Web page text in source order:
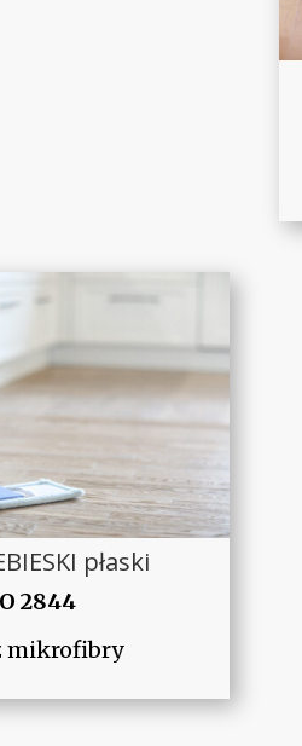
płaski
2844
mikrofibry